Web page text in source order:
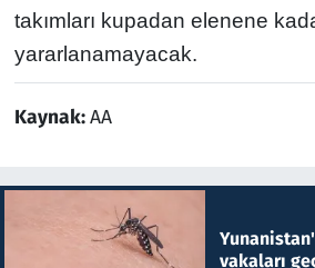
takımları kupadan elenene
yararlanamayacak.
Kaynak:AA
vakaları